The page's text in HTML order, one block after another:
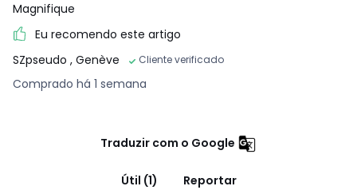
Magnifique
Eu recomendo este artigo
SZpseudo , Genève Cliente verificado
Comprado há 1 semana
Traduzir com o Google
Útil (1) Reportar